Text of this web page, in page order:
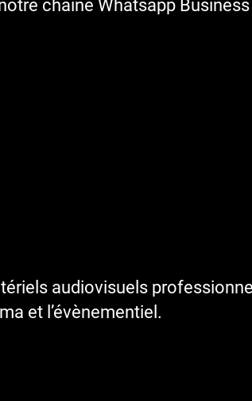
chaine Whatsapp
audiovisuels
et l’évènementiel.